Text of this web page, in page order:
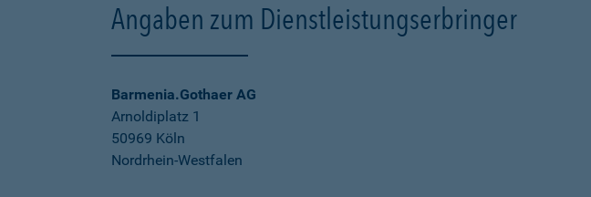
Angaben zum Dienstleistungserbringer
Barmenia.Gothaer AG
Arnoldiplatz 1
50969 Köln
Nordrhein-Westfalen